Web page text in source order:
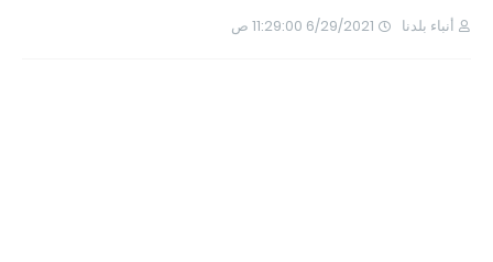
أنباء بلدنا 6/29/2021 11:29:00 ص